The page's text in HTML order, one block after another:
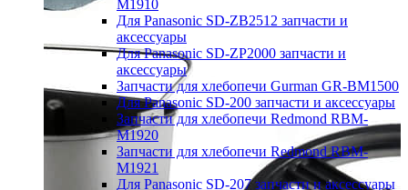
M1910
Для Panasonic SD-ZB2512 запчасти и
аксессуары
Для Panasonic SD-ZP2000 запчасти и
аксессуары
Запчасти для хлебопечи Gurman GR-BM1500
Для Panasonic SD-200 запчасти и аксессуары
Запчасти для хлебопечи Redmond RBM-
M1920
Запчасти для хлебопечи Redmond RBM-
M1921
Для Panasonic SD-207 запчасти и аксессуары